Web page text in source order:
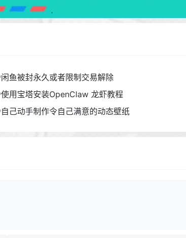
闲鱼被封永久或者限制交易解除
使用宝塔安装OpenClaw 龙虾教程
自己动手制作令自己满意的动态壁纸